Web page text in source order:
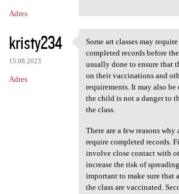
Adres
kristy234
15.08.2023
Adres
Some art classes may
Some art classes may
completed records before
usually done to ensure that
on their vaccinations and
requirements. It may also be
the child is not a danger to
the class.
There are a few reasons why
require completed records.
involve close contact with
increase the risk of
important to make sure that
the class are vaccinated.